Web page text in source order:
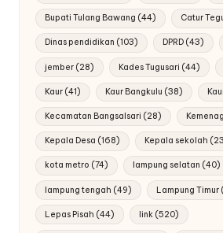
Bupati Tulang Bawang (44) Catur
Dinas pendidikan (103) DPRD(43)
jember (28) Kades Tugusari (44)
Kaur (41) Kaur Bangkulu (38)
Kecamatan Bangsalsari (28) Kemenag
Kepala Desa (168) Kepala sekolah
kota metro (74) lampung selatan (40)
lampung tengah (49) Lampung Timur
Lepas Pisah (44) link(520)